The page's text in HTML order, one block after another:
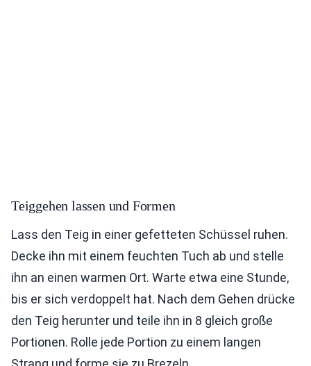
Teiggehen lassen und Formen
Lass den Teig in einer gefetteten Schüssel ruhen.
Decke ihn mit einem feuchten Tuch ab und stelle
ihn an einen warmen Ort. Warte etwa eine Stunde,
bis er sich verdoppelt hat. Nach dem Gehen drücke
den Teig herunter und teile ihn in 8 gleich große
Portionen. Rolle jede Portion zu einem langen